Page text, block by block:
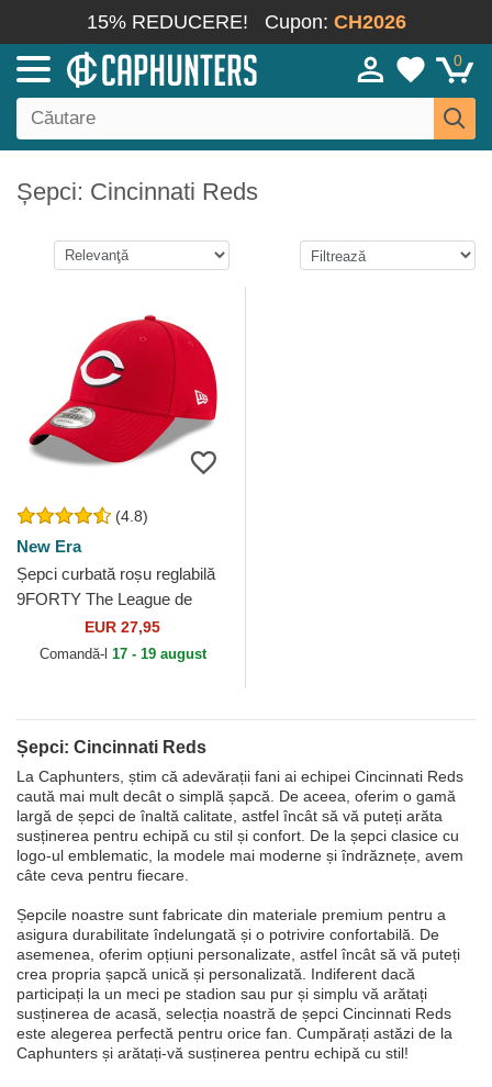
15% REDUCERE! Cupon: CH2026
0
Șepci: Cincinnati Reds
(4.8)
New Era
Șepci curbată roșu reglabilă
9FORTY The League de
Cincinnati Reds MLB de New
Era
EUR 27,95
Comandă-l 17 - 19 august
Șepci: Cincinnati Reds
La Caphunters, știm că adevărații fani ai echipei Cincinnati Reds
caută mai mult decât o simplă șapcă. De aceea, oferim o gamă
largă de șepci de înaltă calitate, astfel încât să vă puteți arăta
susținerea pentru echipă cu stil și confort. De la șepci clasice cu
logo-ul emblematic, la modele mai moderne și îndrăznețe, avem
câte ceva pentru fiecare.
Șepcile noastre sunt fabricate din materiale premium pentru a
asigura durabilitate îndelungată și o potrivire confortabilă. De
asemenea, oferim opțiuni personalizate, astfel încât să vă puteți
crea propria șapcă unică și personalizată. Indiferent dacă
participați la un meci pe stadion sau pur și simplu vă arătați
susținerea de acasă, selecția noastră de șepci Cincinnati Reds
este alegerea perfectă pentru orice fan. Cumpărați astăzi de la
Caphunters și arătați-vă susținerea pentru echipă cu stil!